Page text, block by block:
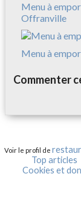
Menu à
Offranville
Menu à
Commenter
Voir le profil de
Top articles
Cookies et